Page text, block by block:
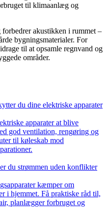
til klimaanlæg og
akustikken i rummet –
bygningsmaterialer. For
til at opsamle regnvand og
områder.
du dine elektriske apparater
apparater at blive
god ventilation, rengøring og
til køleskab mod
du strømmen uden konflikter
kæmper om
i hjemmet. Få praktiske råd til,
planlægger forbruget og